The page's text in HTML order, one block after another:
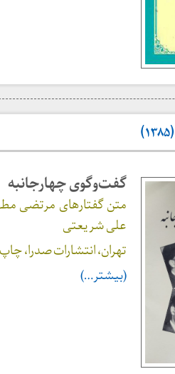
گفت‌وگوی چهارجانبه
متن گفتارهای مرتضی
علی شریعتی
تهران، انتشارات صدرا، چاپ
(بیشتر…)